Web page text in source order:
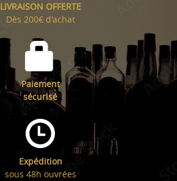
LIVRAISON OFFERTE
Dès 200€ d'achat
Paiement
sécurisé
Expédition
sous 48h ouvrées